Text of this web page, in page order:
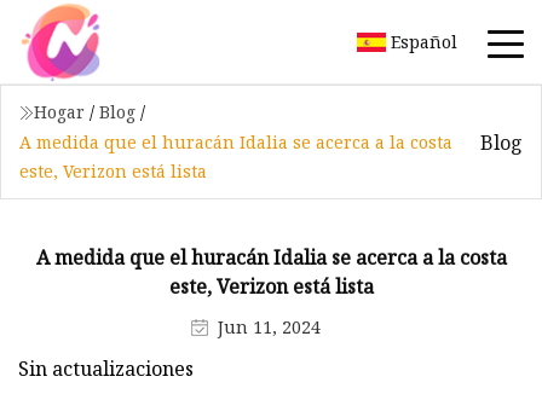
Español
Hogar / Blog /
A medida que el huracán Idalia se acerca a la costa
este, Verizon está lista
Blog
A medida que el huracán Idalia se acerca a la costa
este, Verizon está lista
Jun 11, 2024
Sin actualizaciones